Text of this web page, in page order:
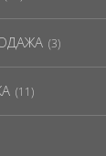
(3)
(11)